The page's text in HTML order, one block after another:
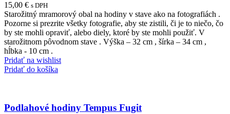
15,00 € s DPH
Starožitný mramorový obal na hodiny v stave ako na fotografiách .
Pozorne si prezrite všetky fotografie, aby ste zistili, či je to niečo, čo
by ste mohli opraviť, alebo diely, ktoré by ste mohli použiť. V
starožitnom pôvodnom stave . Výška – 32 cm , šírka – 34 cm ,
hĺbka - 10 cm .
Pridať na wishlist
Pridať do košíka
Podlahové hodiny Tempus Fugit